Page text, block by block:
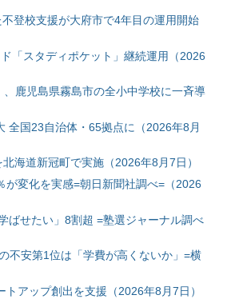
登校支援が大府市で4年目の運用開始
「スタディポケット」継続運用（2026
鹿児島県霧島市の全小中学校に一斉導
全国23自治体・65拠点に（2026年8月
海道新冠町で実施（2026年8月7日）
変化を実感=朝日新聞社調べ=（2026
ばせたい」8割超 =塾選ジャーナル調べ
不安第1位は「学費が高くないか」=横
アップ創出を支援（2026年8月7日）